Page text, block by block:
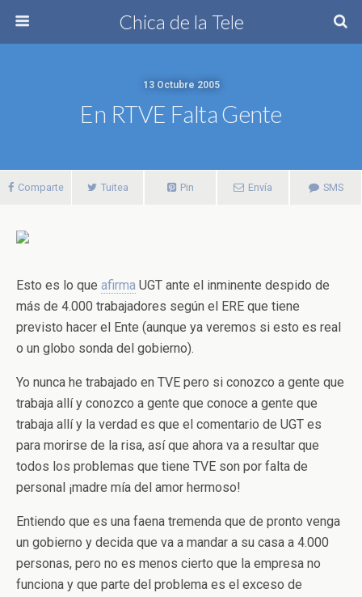
Chica de la Tele
13 Octubre 2005
En RTVE Falta Gente
Comparte Tuitea Pin Envía SMS
Esto es lo que afirma UGT ante el inminente despido de
más de 4.000 trabajadores según el ERE que tiene
previsto hacer el Ente (aunque ya veremos si esto es real
o un globo sonda del gobierno).
Yo nunca he trabajado en TVE pero si conozco a gente que
trabaja allí y conozco a gente que conoce a gente que
trabaja allí y la verdad es que el comentario de UGT es
para morirse de la risa, así que ahora va a resultar que
todos los problemas que tiene TVE son por falta de
personal ¡madre mía del amor hermoso!
Entiendo que es una faena tremenda que de pronto venga
un gobierno y decida que va a mandar a su casa a 4.000
personas, pero no es menos cierto que la empresa no
funciona y que parte del problema es el exceso de